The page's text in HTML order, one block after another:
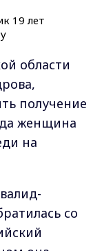
области
получение
женщина
на
со